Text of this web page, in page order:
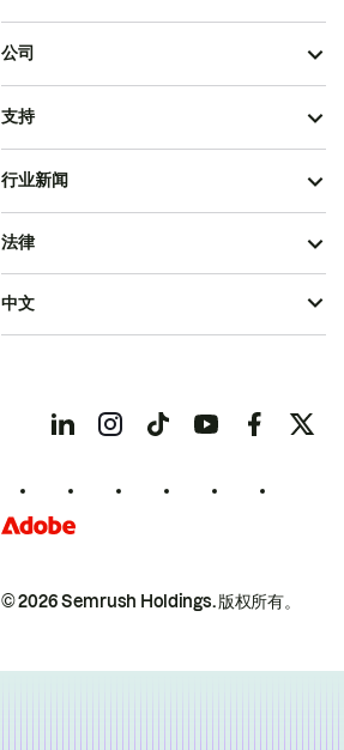
公司
支持
行业新闻
© 2026 Semrush Holdings.版权所有。
法律
中文